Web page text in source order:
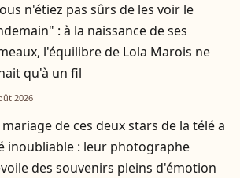
n'étiez pas sûrs de les voir le
: à la naissance de ses
l'équilibre de Lola Marois ne
qu'à un fil
2026
mariage de ces deux stars de la télé a
inoubliable : leur photographe
des souvenirs pleins d'émotion